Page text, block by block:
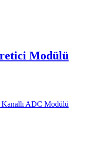
Modülü